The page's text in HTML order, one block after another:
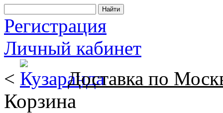
Регистрация
Личный кабинет
<
Доставка по
Корзина